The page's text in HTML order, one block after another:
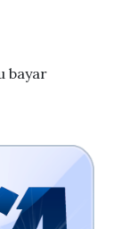
bayar